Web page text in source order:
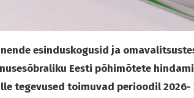
esinduskogusid ja
Eesti põhimõtete
tegevused toimuvad perioodil 2026-